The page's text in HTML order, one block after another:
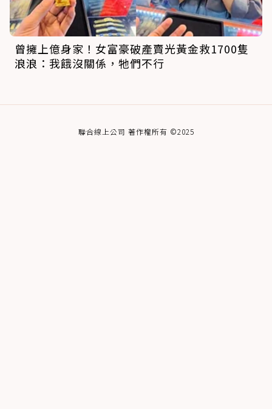
曾擁上億身家！女富豪破產賣光黃金救1700隻
浪浪：我餓沒關係，牠們不行
聯合線上公司 著作權所有 ©2025